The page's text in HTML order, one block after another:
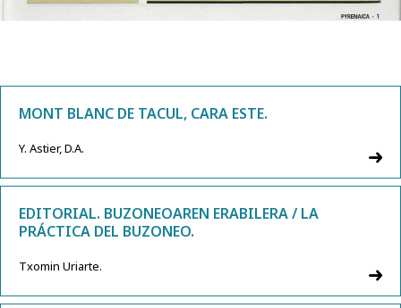
MONT BLANC DE TACUL, CARA ESTE.
Y. Astier, D.A.
EDITORIAL. BUZONEOAREN ERABILERA / LA
PRÁCTICA DEL BUZONEO.
Txomin Uriarte.